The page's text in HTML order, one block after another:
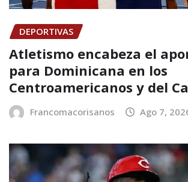
DEPORTIVAS
Atletismo encabeza el
para Dominicana en los
Centroamericanos y del
Francomacorisanos Ago 7,